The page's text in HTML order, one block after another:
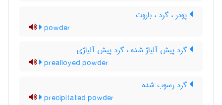
پودر ، گرد ، باروت
powder
گرد پیش آلیاژ شده ، گرد پیش آلیاژی
prealloyed powder
گرد رسوب شده
precipitated powder